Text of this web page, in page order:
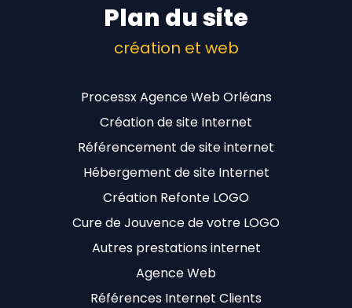
Plan du site
création et web
Processx Agence Web Orléans
Création de site Internet
Référencement de site internet
Hébergement de site Internet
Création Refonte LOGO
Cure de Jouvence de votre LOGO
Autres prestations internet
Agence Web
Références Internet Clients